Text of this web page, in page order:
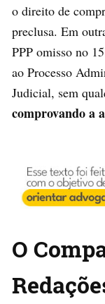
o direito de
preclusa. Em
PPP omisso no
ao Processo
Judicial, sem
comprovando a
O